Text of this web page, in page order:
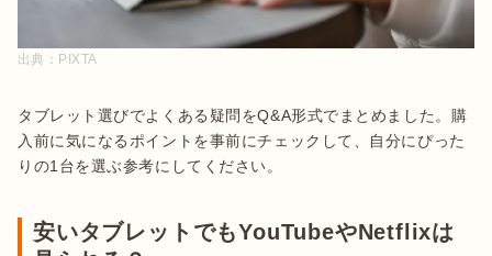
出典： PIXTA
タブレット選びでよくある疑問をQ&A形式でまとめました。購
入前に気になるポイントを事前にチェックして、自分にぴった
りの1台を選ぶ参考にしてください。
安いタブレットでもYouTubeやNetflixは